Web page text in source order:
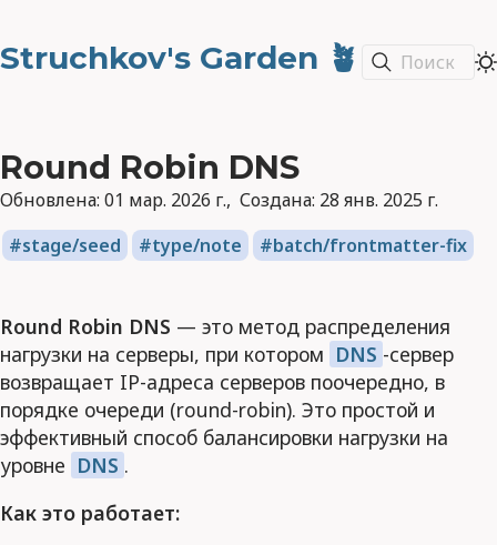
Struchkov's Garden 🪴 Поиск
Round Robin DNS
Обновлена: 01 мар. 2026 г. Создана: 28 янв. 2025 г.
stage/seed
type/note batch/frontmatter-fix
Round Robin DNS — это метод распределения
нагрузки на серверы, при котором DNS -сервер
возвращает IP-адреса серверов поочередно, в
порядке очереди (round-robin). Это простой и
эффективный способ балансировки нагрузки на
уровне DNS .
Как это работает: